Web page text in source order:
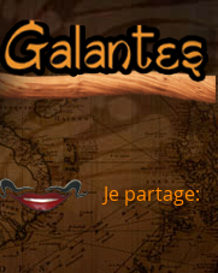
Je partage: